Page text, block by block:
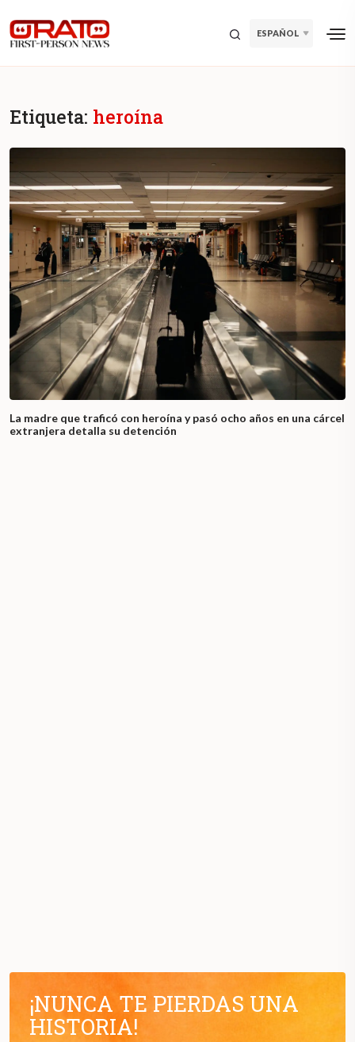
ESPAÑOL
Etiqueta: heroína
La madre que traficó con heroína y pasó ocho años en una cárcel
extranjera detalla su detención
¡NUNCA TE PIERDAS UNA
HISTORIA!